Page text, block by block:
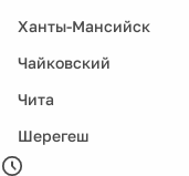
Ханты-Мансийск
Чайковский
Чита
Шерегеш